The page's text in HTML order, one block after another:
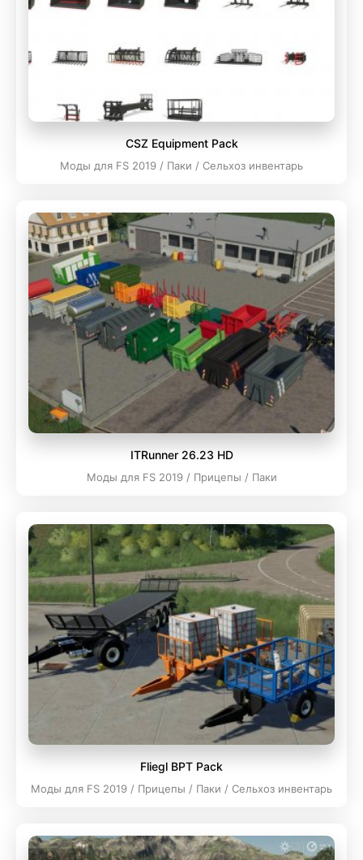
CSZ Equipment Pack
Моды для FS 2019 / Паки / Сельхоз инвентарь
ITRunner 26.23 HD
Моды для FS 2019 / Прицепы / Паки
Fliegl BPT Pack
Моды для FS 2019 / Прицепы / Паки / Сельхоз инвентарь